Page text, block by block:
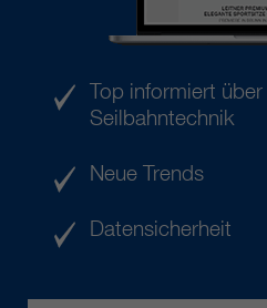
Top informiert
Seilbahntechnik
Neue Trends
Datensicherheit